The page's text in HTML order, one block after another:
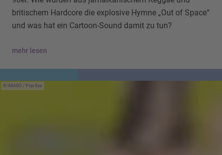
britischem Hardcore die explosive Hymne „Out of Space“
und was hat ein Cartoon-Sound damit zu tun?
mehr lesen
IMAGO / Pop-Eye